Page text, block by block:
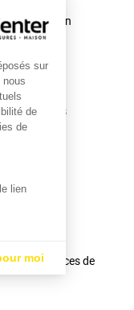
sur
nous
de
de
lien
moi
vos Options
d'utilisation
internet
légales
personnelles
des offres
vos préférences de